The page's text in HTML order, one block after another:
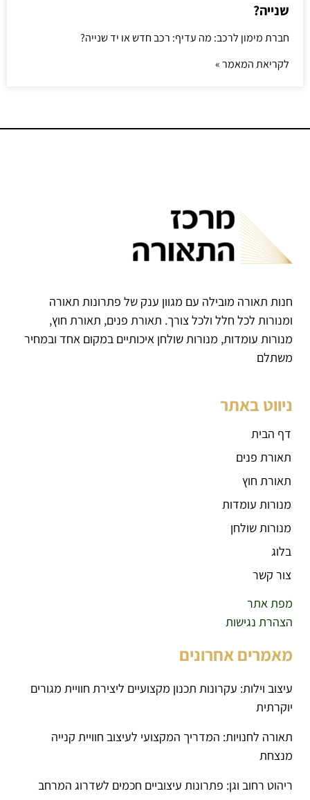
שנייה?
חברת מימון לרכב: מה עדיף: רכב חדש או יד שנייה?
לקריאת המאמר »
חנות תאורה מובילה עם מגוון ענק של פתרונות תאורה
ומנורות לכל חלל ולכל צורך. תאורת פנים, תאורת חוץ,
מנורות עומדות, מנורות שולחן איכותיים במקום אחד ובמחיר
משתלם
ניווט באתר
דף הבית
תאורת פנים
תאורת חוץ
מנורות עומדות
מנורות שולחן
בלוג
צור קשר
מפת אתר
הצהרת נגישות
מאמרים אחרונים
עיצוב וילות: עקרונות תכנון מקצועיים ליצירת חוויית מגורים
יוקרתית
תאורה לחנויות: המדריך המקצועי לעיצוב חוויית קנייה
מנצחת
ריהוט רחוב וגן: פתרונות עיצוביים חכמים לשדרוג המרחב